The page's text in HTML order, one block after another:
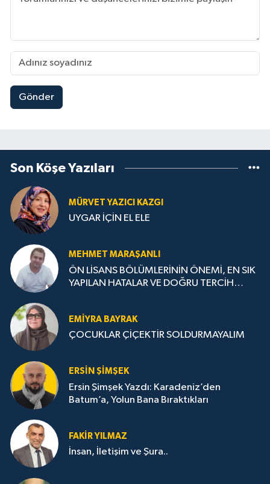
Gönder
Son Köşe Yazıları
MÜRVET YAZICI KAZGI
UYGAR İÇİN EL ELE
MEHMET MARAŞANLI
ÖN LİSANS BÖLÜMLERİNİN ÖNEMİ, EN SIK
YAPILAN HATALAR VE DOĞRU TERCİH
EMIYRA BAYRAK
ÇOCUKLAR ÇİÇEKTİR SOLDURMAYALIM
ERSIN ŞIMŞEK
Ersin Şimşek Yazdı: Karadeniz’den
Batum’a, Yolun Bana Bıraktıkları
FAKIR YILMAZ
İnsan, İletişim ve Şura..